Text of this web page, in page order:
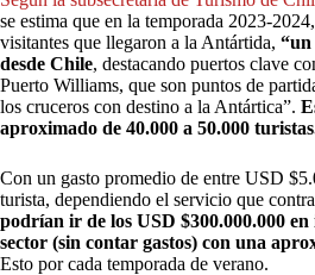
se estima que en la temporada 2023-
visitantes que llegaron a la Antártida, “un
desde Chile, destacando puertos clave
Puerto Williams, que son puntos de
los cruceros con destino a la Antártica”.
aproximado de 40.000 a 50.000
Con un gasto promedio de entre USD
turista, dependiendo el servicio que
podrían ir de los USD $300.000.000
sector (sin contar gastos) con una
Esto por cada temporada de verano.